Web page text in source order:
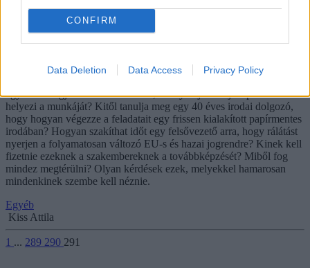
CONFIRM
Data Deletion Data Access Privacy Policy
egy idén megjelenő alkalmazással, amely teljesen új alapokra
helyezi a munkáját? Kitől tanulja meg egy 40 éves irodai dolgozó,
hogy hogyan végezze a feladatait egy frissen kialakított papírmentes
irodában? Hogyan szakíthat időt egy felsővezető arra, hogy rálátást
nyerjen a folyamatosan változó EU-s és hazai jogrendre? Kinek kell
fizetnie ezeknek a szakembereknek a továbbképzését? Miből fog
mindez megtérülni? Olyan kérdések ezek, melyekkel hamarosan
mindenkinek szembe kell néznie.
Egyéb
Kiss Attila
1 ... 289 290 291